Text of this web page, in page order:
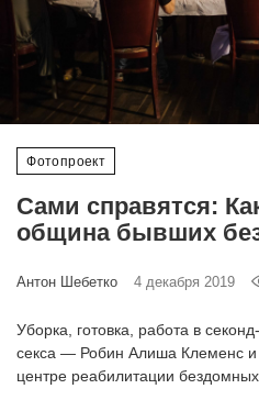
Фотопроект
Сами справятся:
община бывших
Антон Шебетко 4 декабря 2019
Уборка, готовка, работа в
секса — Робин Алиша Клеменс
центре реабилитации